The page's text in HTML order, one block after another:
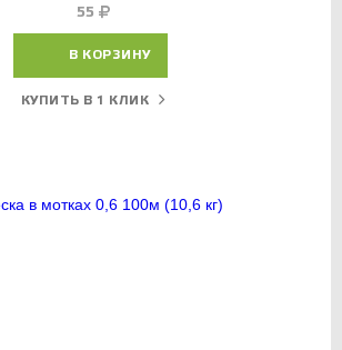
55
В КОРЗИНУ
КУПИТЬ В 1 КЛИК